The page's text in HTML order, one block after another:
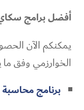
أفضل برامج
يمكنكم الآن
الخوارزمي وفق
برنامج